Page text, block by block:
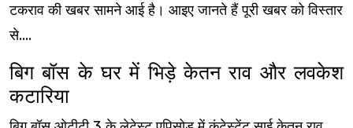
टकराव की खबर सामने आई है। आइए जानते हैं पूरी खबर को विस्तार
से....
बिग बॉस के घर में भिड़े केतन राव और लवकेश
कटारिया